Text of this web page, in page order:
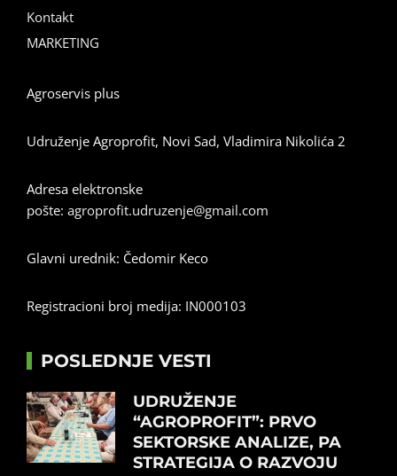
Kontakt
MARKETING
Agroservis plus
Udruženje Agroprofit, Novi Sad, Vladimira Nikolića 2
Adresa elektronske
pošte: agroprofit.udruzenje@gmail.com
Glavni urednik: Čedomir Keco
Registracioni broj medija: IN000103
POSLEDNJE VESTI
UDRUŽENJE
“AGROPROFIT”: PRVO
SEKTORSKE ANALIZE, PA
STRATEGIJA O RAZVOJU